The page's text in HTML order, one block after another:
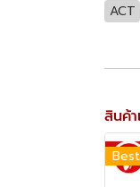
ACT
สินค้